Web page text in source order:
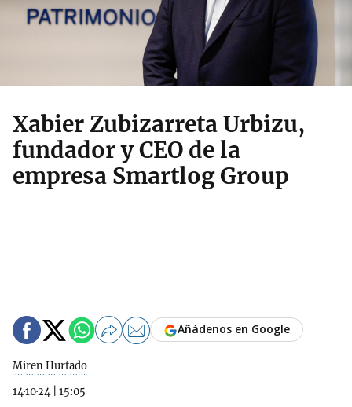
Xabier Zubizarreta Urbizu,
fundador y CEO de la
empresa Smartlog Group
Miren Hurtado
14·10·24
15:05
Añádenos en Google